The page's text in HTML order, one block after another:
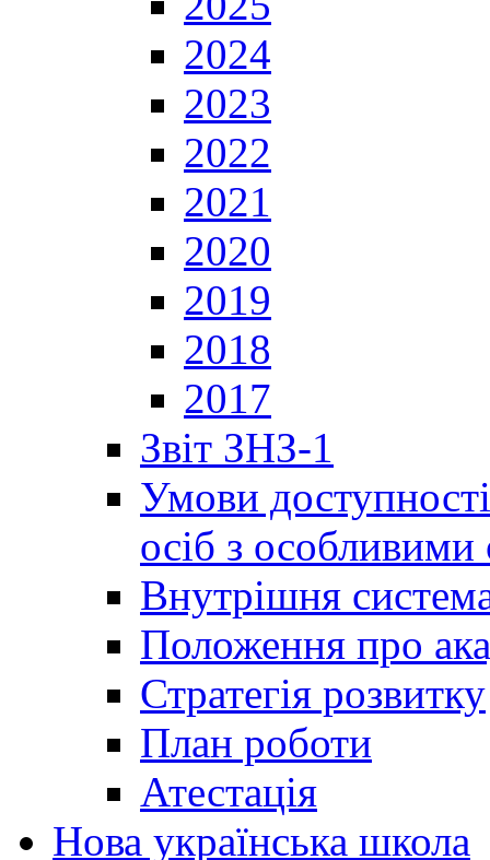
2024
2023
2022
2021
2020
2019
2018
2017
Звіт ЗНЗ-1
Умови
осіб з особливими
Внутрішня
Положення про
Стратегія розвитку
План роботи
Атестація
Нова українська школа